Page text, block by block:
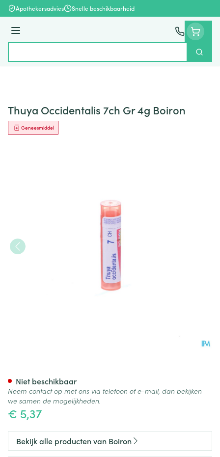
Ga naar de inhoud
Apothekersadvies Snelle beschikbaarheid
Menu
Zoek
Thuya Occidentalis 7ch Gr 4g Boiron
Geneesmiddel
€ 5,37
Niet beschikbaar
Neem contact op met ons via telefoon of e-mail, dan bekijken
we samen de mogelijkheden.
Bekijk alle producten van Boiron